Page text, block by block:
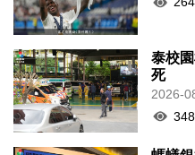
泰校
死
2026-
348